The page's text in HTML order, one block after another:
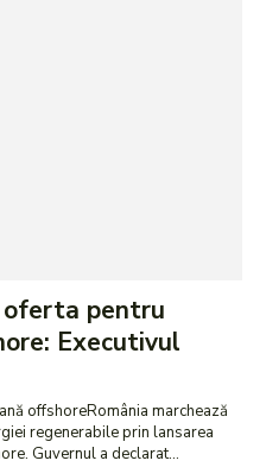
oferta pentru
Executivul
offshoreRomânia marchează
regenerabile prin lansarea
Guvernul a declarat...